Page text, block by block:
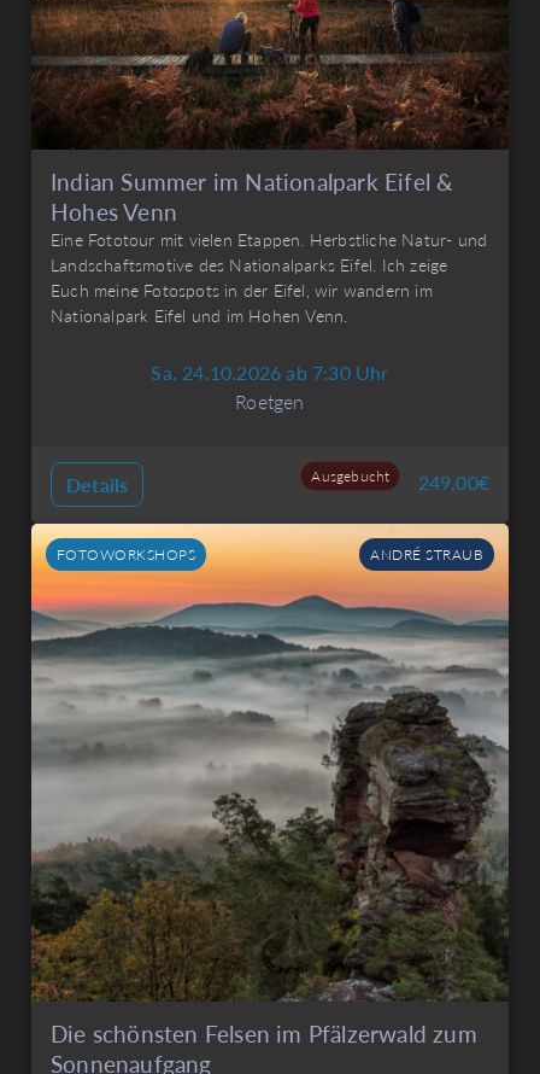
Indian Summer im Nationalpark Eifel &
Hohes Venn
Eine Fototour mit vielen Etappen. Herbstliche Natur- und
Landschaftsmotive des Nationalparks Eifel. Ich zeige
Euch meine Fotospots in der Eifel, wir wandern im
Nationalpark Eifel und im Hohen Venn.
Sa. 24.10.2026 ab 7:30 Uhr
Roetgen
Details Ausgebucht 249,00€
FOTOWORKSHOPS ANDRÉ STRAUB
Die schönsten Felsen im Pfälzerwald zum
Sonnenaufgang